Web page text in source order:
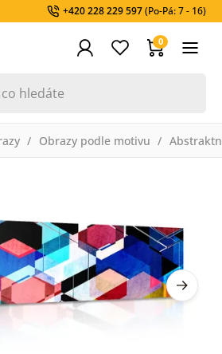
+420 228 229 597(Po-Pá: 7 - 16)
0
Obrazy podle motivu